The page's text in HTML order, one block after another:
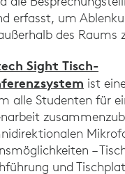
erfasst, um
des Raums
Sight Tisch-
ist
alle Studenten für
–
und